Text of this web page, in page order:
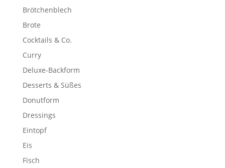
Brötchenblech
Brote
Cocktails & Co.
Curry
Deluxe-Backform
Desserts & Süßes
Donutform
Dressings
Eintopf
Eis
Fisch